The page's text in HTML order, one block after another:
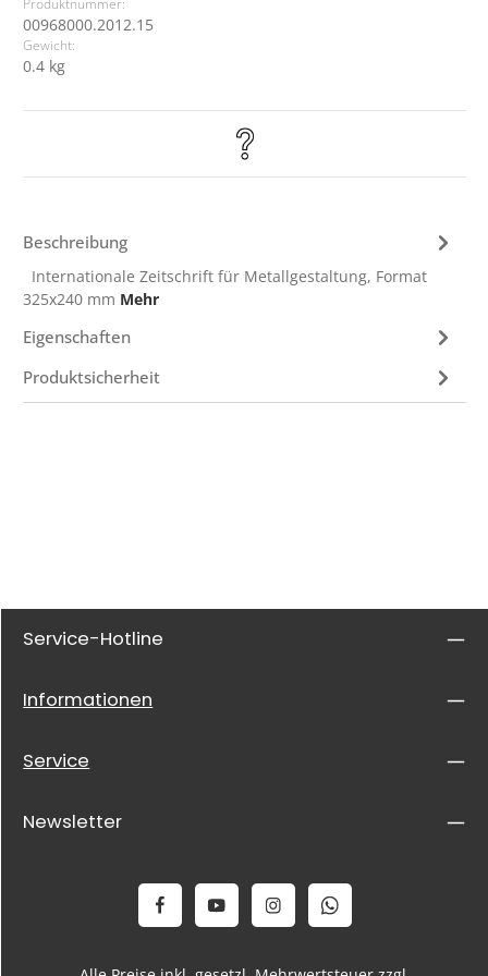
Produktnummer:
00968000.2012.15
Gewicht:
0.4 kg
Beschreibung
Internationale Zeitschrift für Metallgestaltung, Format
325x240 mm Mehr
Eigenschaften
Produktsicherheit
Service-Hotline
Informationen
Service
Newsletter